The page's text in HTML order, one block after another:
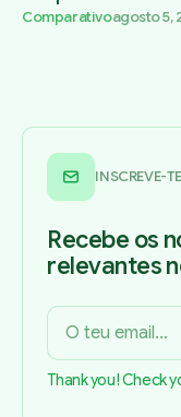
Comparativoagosto 5,
INSCREVE-
Recebe os
relevantes
Thank you! Check